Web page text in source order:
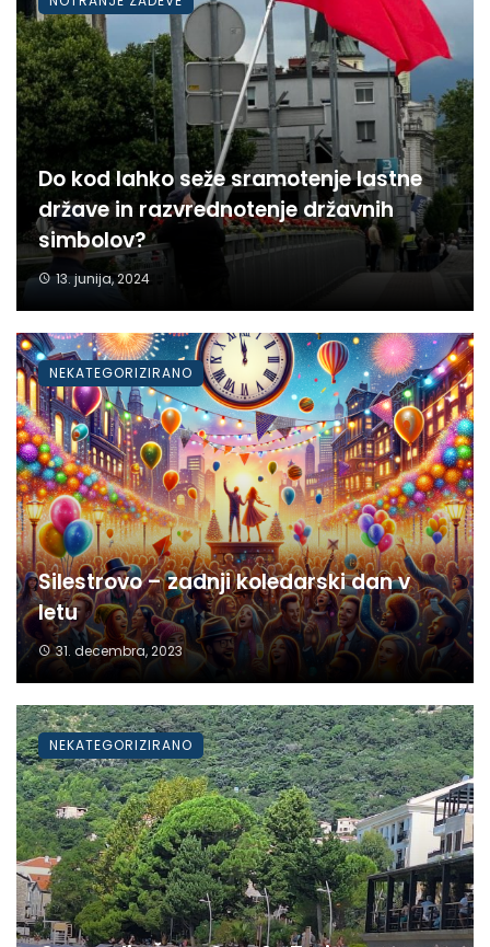
Do kod lahko seže sramotenje lastne
države in razvrednotenje državnih
simbolov?
13. junija, 2024
Silestrovo – zadnji koledarski dan v
letu
31. decembra, 2023
NEKATEGORIZIRANO
NEKATEGORIZIRANO